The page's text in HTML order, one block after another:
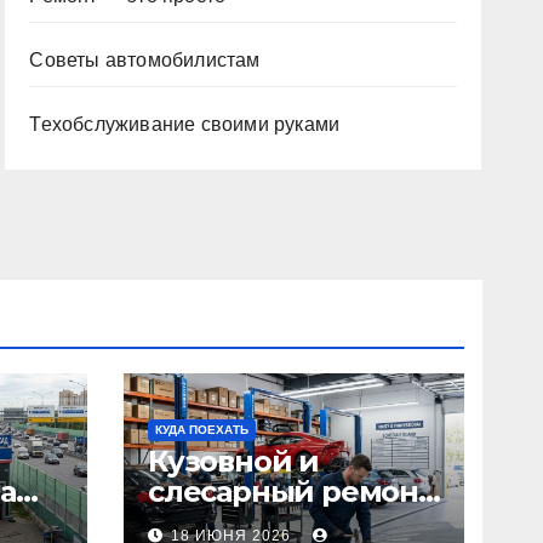
Советы автомобилистам
Техобслуживание своими руками
КУДА ПОЕХАТЬ
Кузовной и
слесарный ремонт
автомобилей:
18 ИЮНЯ 2026